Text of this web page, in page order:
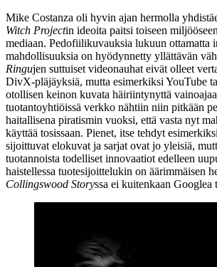
Mike Costanza oli hyvin ajan hermolla
Witch Projectin ideoita paitsi toiseen
mediaan. Pedofiilikuvauksia lukuun ottamatta
mahdollisuuksia on hyödynnetty yllättävän
Ringujen suttuiset videonauhat eivät olleet
DivX-pläjäyksiä, mutta esimerkiksi YouTube
otollisen keinon kuvata häiriintynyttä
tuotantoyhtiöissä verkko nähtiin niin pitkään
haitallisena piratismin vuoksi, että vasta nyt
käyttää tosissaan. Pienet, itse tehdyt
sijoittuvat elokuvat ja sarjat ovat jo yleisiä,
tuotannoista todelliset innovaatiot edelleen
haistellessa tuotesijoittelukin on äärimmäisen
Collingswood Storyssa ei kuitenkaan Googlea